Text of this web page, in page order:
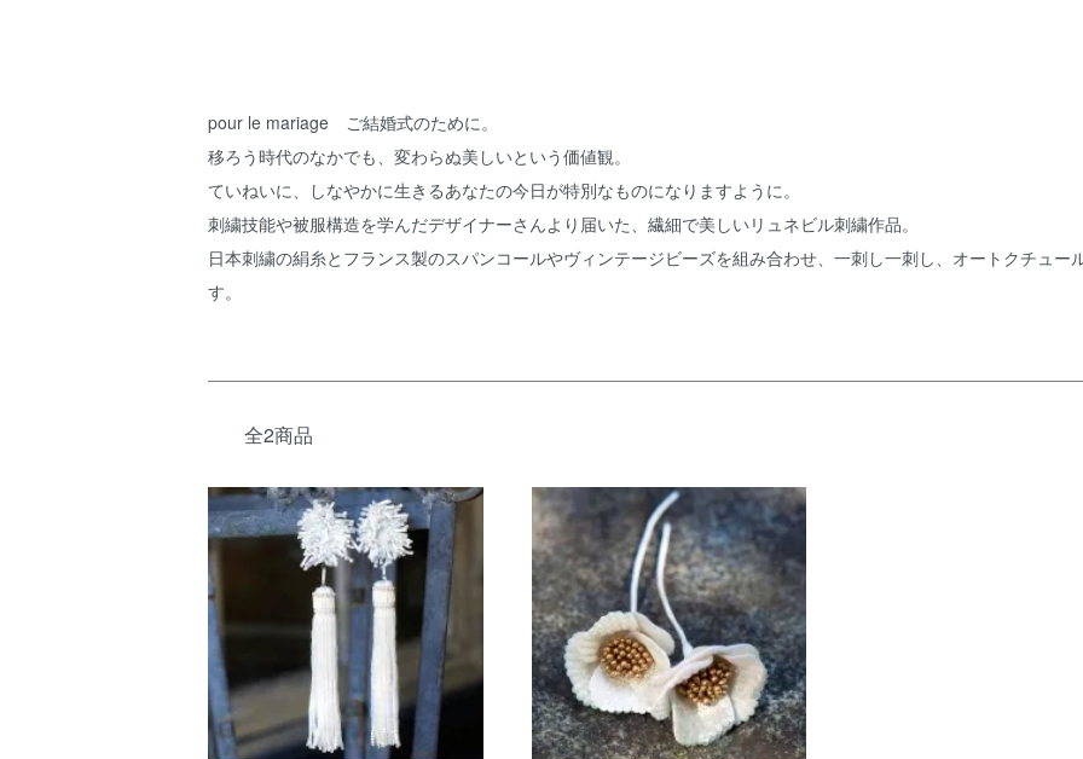
pour le mariage ご結婚式のために。
移ろう時代のなかでも、変わらぬ美しいという価値観。
ていねいに、しなやかに生きるあなたの今日が特別なものになりますように。
刺繍技能や被服構造を学んだデザイナーさんより届いた、繊細で美しいリュネビル刺繍作品。
日本刺繍の絹糸とフランス製のスパンコールやヴィンテージビーズを組み合わせ、一刺し一刺し、オートクチュ
す。
全2商品